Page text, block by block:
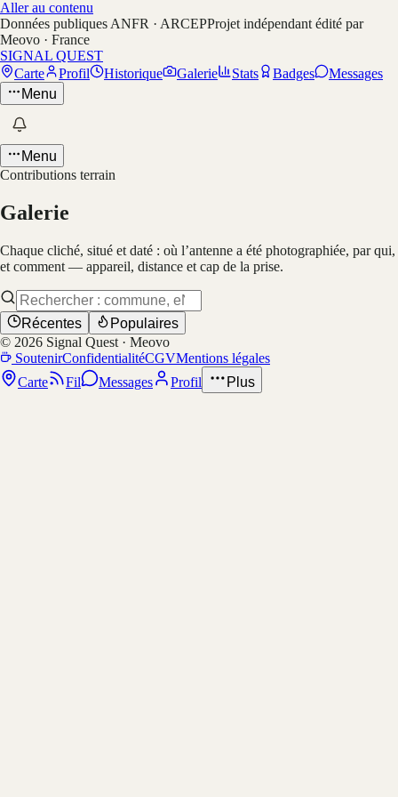
Aller au contenu
Données publiques ANFR · ARCEPProjet indépendant édité par
Meovo · France
SIGNAL QUEST
Carte
Profil Historique Galerie Stats Badges
Messages
Menu
Menu
Contributions terrain
Galerie
Chaque cliché, situé et daté : où l’antenne a été photographiée, par qui,
et comment — appareil, distance et cap de la prise.
Récentes
Populaires
© 2026 Signal Quest · Meovo
SoutenirConfidentialitéCGVMentions légales
Carte
Fil Messages Profil Plus